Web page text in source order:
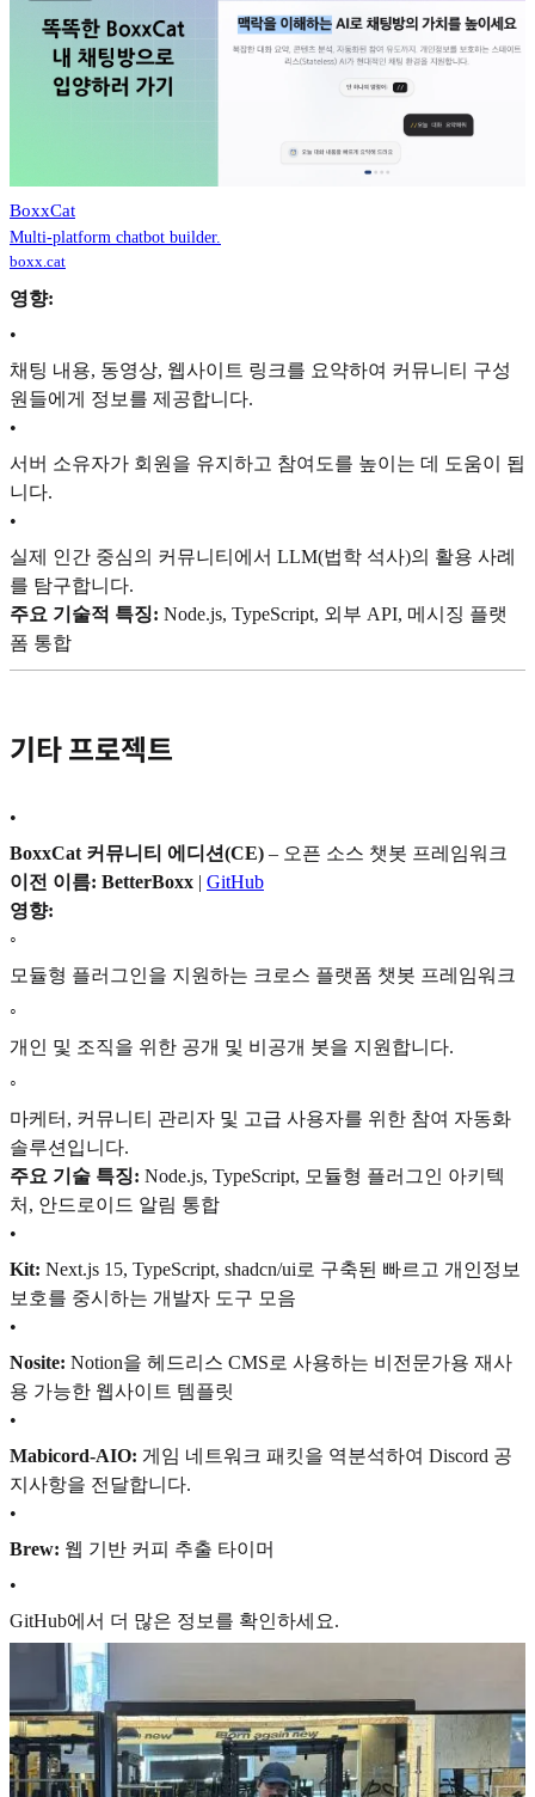
BoxxCat
Multi-platform chatbot builder.
boxx.cat
영향:
•
채팅 내용, 동영상, 웹사이트 링크를 요약하여 커뮤니티 구성
원들에게 정보를 제공합니다.
•
서버 소유자가 회원을 유지하고 참여도를 높이는 데 도움이 됩
니다.
•
실제 인간 중심의 커뮤니티에서 LLM(법학 석사)의 활용 사례
를 탐구합니다.
주요 기술적 특징: Node.js, TypeScript, 외부 API, 메시징 플랫
폼 통합
기타 프로젝트
•
BoxxCat 커뮤니티 에디션(CE) – 오픈 소스 챗봇 프레임워크
이전 이름: BetterBoxx | GitHub
영향:
◦
모듈형 플러그인을 지원하는 크로스 플랫폼 챗봇 프레임워크
◦
개인 및 조직을 위한 공개 및 비공개 봇을 지원합니다.
◦
마케터, 커뮤니티 관리자 및 고급 사용자를 위한 참여 자동화
솔루션입니다.
주요 기술 특징: Node.js, TypeScript, 모듈형 플러그인 아키텍
처, 안드로이드 알림 통합
•
Kit: Next.js 15, TypeScript, shadcn/ui로 구축된 빠르고 개인정보
보호를 중시하는 개발자 도구 모음
•
Nosite: Notion을 헤드리스 CMS로 사용하는 비전문가용 재사
용 가능한 웹사이트 템플릿
•
Mabicord-AIO: 게임 네트워크 패킷을 역분석하여 Discord 공
지사항을 전달합니다.
•
Brew: 웹 기반 커피 추출 타이머
•
GitHub에서 더 많은 정보를 확인하세요.